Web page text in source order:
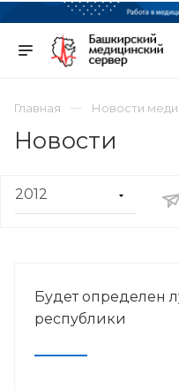
Главная Новости
Новости
Будет определен
республики